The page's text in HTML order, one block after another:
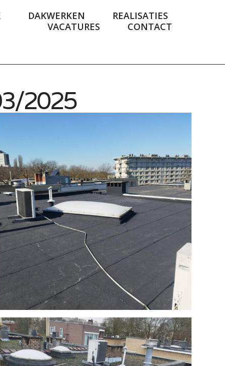
DAKWERKEN
REALISATIES
VACATURES
CONTACT
2025